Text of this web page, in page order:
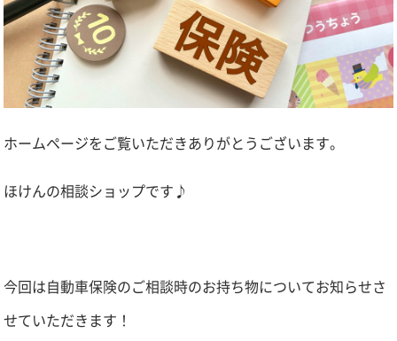
ホームページをご覧いただきありがとうございます。
ほけんの相談ショップです♪
今回は自動車保険のご相談時のお持ち物についてお知らせさ
せていただきます！